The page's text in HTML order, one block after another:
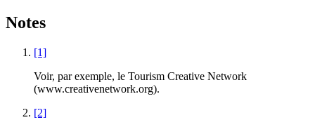
Notes
[1]
Voir, par exemple, le Tourism Creative Network
(www.creativenetwork.org).
[2]